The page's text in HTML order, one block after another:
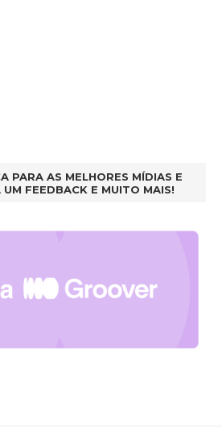
PARA AS MELHORES MÍDIAS E
UM FEEDBACK E MUITO MAIS!